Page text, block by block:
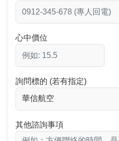
心中價位
詢問標的 (若有指定)
其他諮詢事項